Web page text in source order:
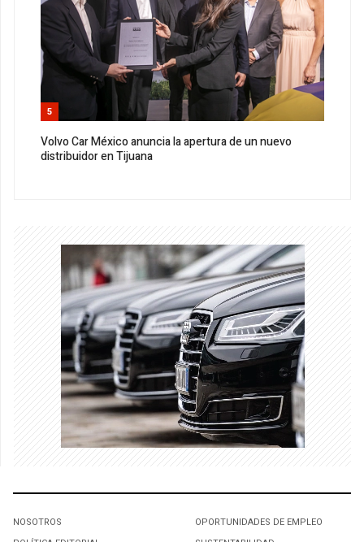
5
Volvo Car México anuncia la apertura de un nuevo
distribuidor en Tijuana
NOSOTROS
OPORTUNIDADES DE EMPLEO